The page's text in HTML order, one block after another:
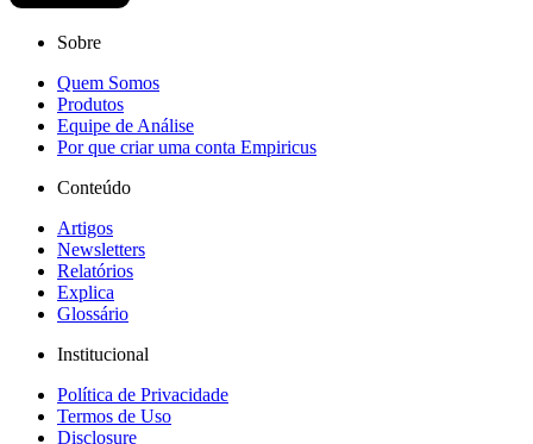
Sobre
Quem Somos
Produtos
Equipe de Análise
Por que criar uma conta Empiricus
Conteúdo
Artigos
Newsletters
Relatórios
Explica
Glossário
Institucional
Política de Privacidade
Termos de Uso
Disclosure